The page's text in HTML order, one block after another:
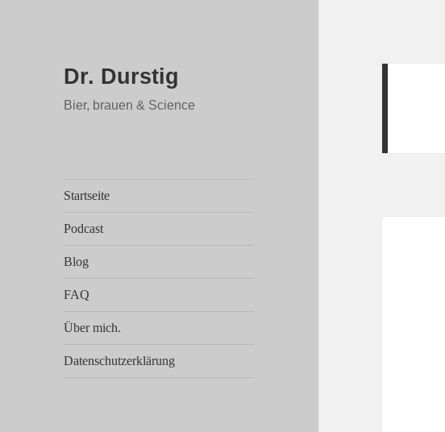
Dr. Durstig
Bier, brauen & Science
Startseite
Podcast
Blog
FAQ
Über mich.
Datenschutzerklärung